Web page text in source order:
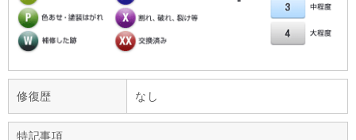
修復歴 なし
特記事項